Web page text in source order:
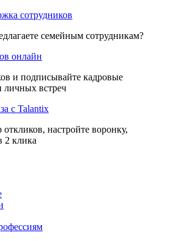
сотрудников
семейным сотрудникам?
онлайн
и подписывайте кадровые
личных встреч
с Talantix
настройте воронку,
2 клика